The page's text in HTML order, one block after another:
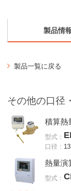
製品情
製品一覧に戻る
その他の口径
積算熱
型式：
口径：
熱量演
型式：